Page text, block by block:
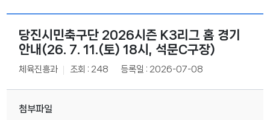
당진시민축구단 2026시즌 K3리그 홈 경기
안내(26. 7. 11.(토) 18시, 석문C구장)
체육진흥과 조회 : 248 등록일 : 2026-07-08
첨부파일